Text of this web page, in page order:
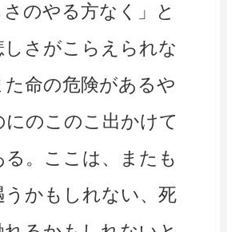
のやる方なく」と
さがこらえられな
た命の危険があるや
にのこのこ出かけて
。ここは、またも
うかもしれない、死